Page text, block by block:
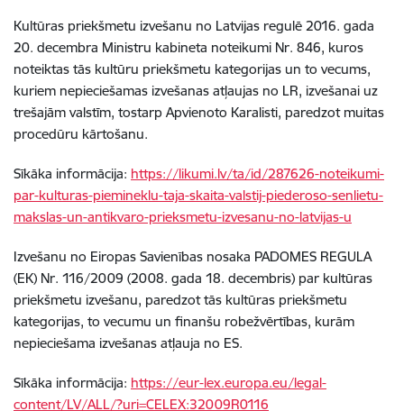
Kultūras priekšmetu izvešanu no Latvijas regulē 2016. gada
20. decembra Ministru kabineta noteikumi Nr. 846, kuros
noteiktas tās kultūru priekšmetu kategorijas un to vecums,
kuriem nepieciešamas izvešanas atļaujas no LR, izvešanai uz
trešajām valstīm, tostarp Apvienoto Karalisti, paredzot muitas
procedūru kārtošanu.
Sīkāka informācija: https://likumi.lv/ta/id/287626-noteikumi-
par-kulturas-piemineklu-taja-skaita-valstij-piederoso-senlietu-
makslas-un-antikvaro-prieksmetu-izvesanu-no-latvijas-u
Izvešanu no Eiropas Savienības nosaka PADOMES REGULA
(EK) Nr. 116/2009 (2008. gada 18. decembris) par kultūras
priekšmetu izvešanu, paredzot tās kultūras priekšmetu
kategorijas, to vecumu un finanšu robežvērtības, kurām
nepieciešama izvešanas atļauja no ES.
Sīkāka informācija: https://eur-lex.europa.eu/legal-
content/LV/ALL/?uri=CELEX:32009R0116